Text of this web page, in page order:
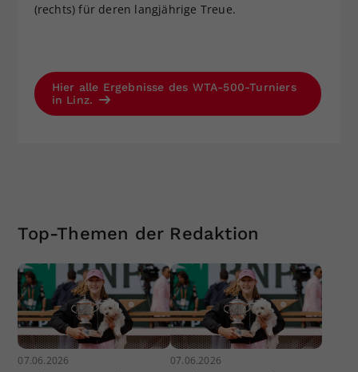
(rechts) für deren langjährige Treue.
Hier alle Ergebnisse des WTA-500-Turniers
in Linz.
Top-Themen der Redaktion
07.06.2026 07.06.2026